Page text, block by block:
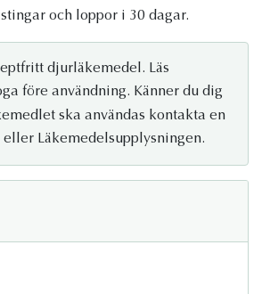
och loppor i 30 dagar.
djurläkemedel. Läs
före användning. Känner du dig
ska användas kontakta en
Läkemedelsupplysningen.